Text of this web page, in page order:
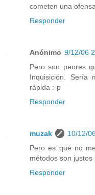
cometen una
Responder
Anónimo 9/12/06
Pero son peores
Inquisición. Sería
rápida :-p
Responder
muzak
10/12/
Pero es que no
métodos son justos
Responder